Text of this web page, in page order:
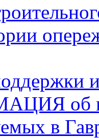
об
в